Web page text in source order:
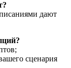
дают
сценария